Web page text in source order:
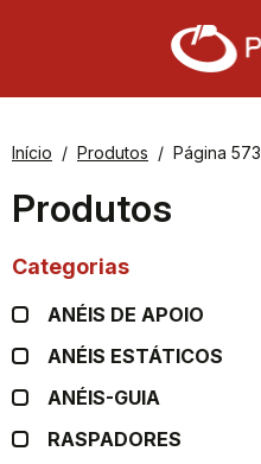
Início Produtos Página 573
Produtos
Categorias
ANÉIS DE APOIO
ANÉIS ESTÁTICOS
ANÉIS-GUIA
RASPADORES